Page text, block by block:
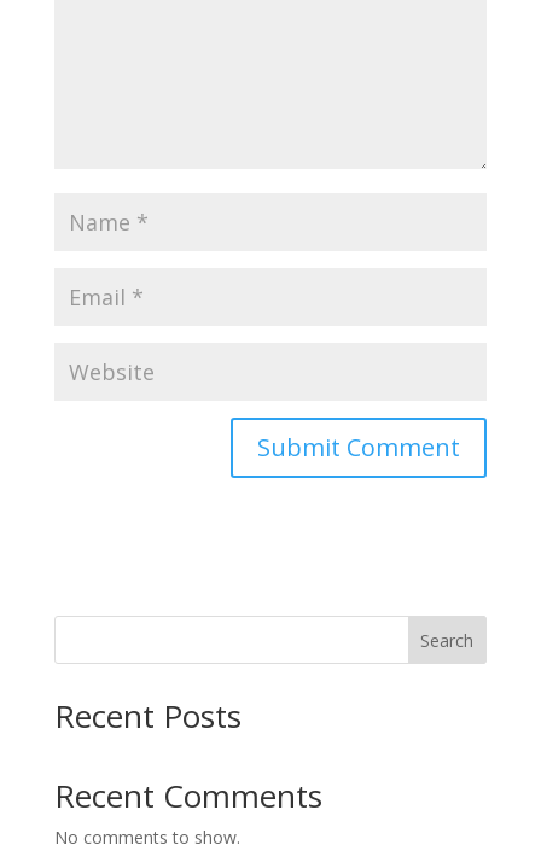
Search
Recent Posts
Recent Comments
No comments to show.